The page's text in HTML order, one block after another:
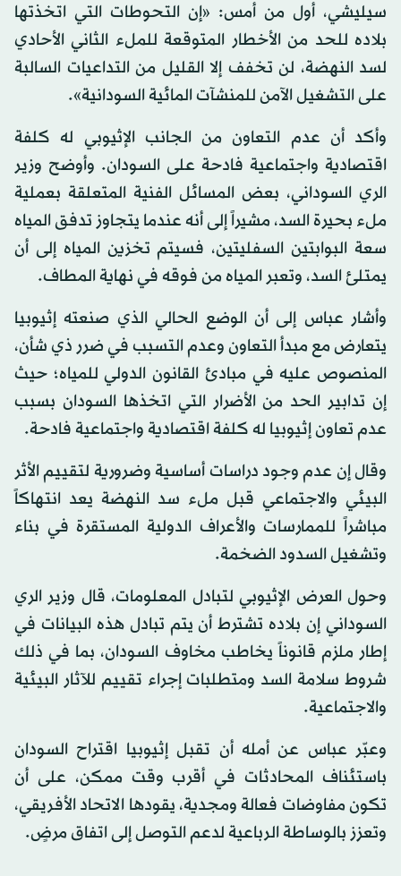
سيليشي، أول من أمس: «إن التحوطات التي اتخذتها
بلاده للحد من الأخطار المتوقعة للملء الثاني الأحادي
لسد النهضة، لن تخفف إلا القليل من التداعيات السالبة
على التشغيل الآمن للمنشآت المائية السودانية».
وأكد أن عدم التعاون من الجانب الإثيوبي له كلفة
اقتصادية واجتماعية فادحة على السودان. وأوضح وزير
الري السوداني، بعض المسائل الفنية المتعلقة بعملية
ملء بحيرة السد، مشيراً إلى أنه عندما يتجاوز تدفق المياه
سعة البوابتين السفليتين، فسيتم تخزين المياه إلى أن
يمتلئ السد، وتعبر المياه من فوقه في نهاية المطاف.
وأشار عباس إلى أن الوضع الحالي الذي صنعته إثيوبيا
يتعارض مع مبدأ التعاون وعدم التسبب في ضرر ذي شأن،
المنصوص عليه في مبادئ القانون الدولي للمياه؛ حيث
إن تدابير الحد من الأضرار التي اتخذها السودان بسبب
عدم تعاون إثيوبيا له كلفة اقتصادية واجتماعية فادحة.
وقال إن عدم وجود دراسات أساسية وضرورية لتقييم الأثر
البيئي والاجتماعي قبل ملء سد النهضة يعد انتهاكاً
مباشراً للممارسات والأعراف الدولية المستقرة في بناء
وتشغيل السدود الضخمة.
وحول العرض الإثيوبي لتبادل المعلومات، قال وزير الري
السوداني إن بلاده تشترط أن يتم تبادل هذه البيانات في
إطار ملزم قانوناً يخاطب مخاوف السودان، بما في ذلك
شروط سلامة السد ومتطلبات إجراء تقييم للآثار البيئية
والاجتماعية.
وعبّر عباس عن أمله أن تقبل إثيوبيا اقتراح السودان
باستئناف المحادثات في أقرب وقت ممكن، على أن
تكون مفاوضات فعالة ومجدية، يقودها الاتحاد الأفريقي،
وتعزز بالوساطة الرباعية لدعم التوصل إلى اتفاق مرضٍ.